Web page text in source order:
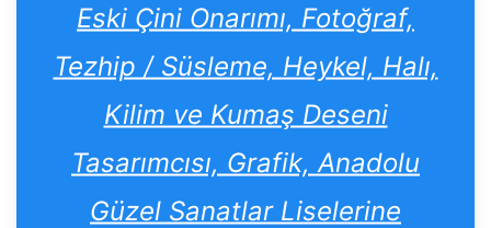
Eski Çini Onarımı, Fotoğraf,
Tezhip / Süsleme, Heykel, Halı,
Kilim ve Kumaş Deseni
Tasarımcısı, Grafik, Anadolu
Güzel Sanatlar Liselerine